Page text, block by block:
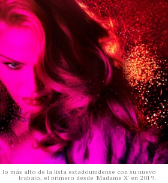
lo más alto de la lista estadounidense con su nuevo
trabajo, el primero desde 'Madame X' en 2019.